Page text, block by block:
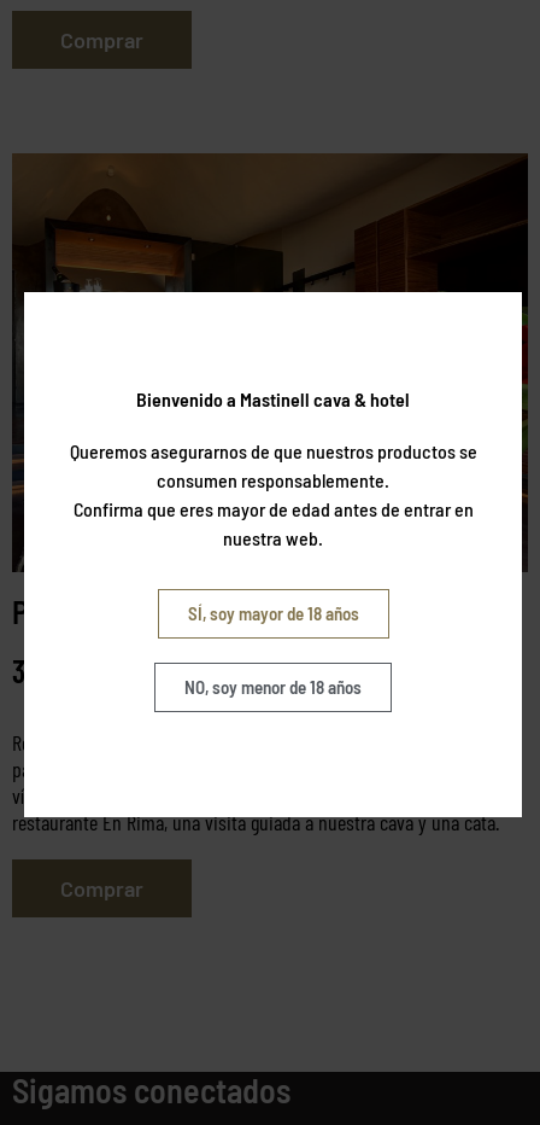
Comprar
Pack En Rima
390,00
Regala una experiencia única en nuestro Cava & Hotel Mastinell. Este
pack incluye alojamiento una noche de domingo a jueves (excepto
vísperas de festivo), desayuno, menú de mediodía en nuestro
restaurante En Rima, una visita guiada a nuestra cava y una cata.
Comprar
Sigamos conectados
Bienvenido a Mastinell cava & hotel
Queremos asegurarnos de que nuestros productos se
consumen responsablemente.
Confirma que eres mayor de edad antes de entrar en
nuestra web.
SÍ, soy mayor de 18 años
NO, soy menor de 18 años